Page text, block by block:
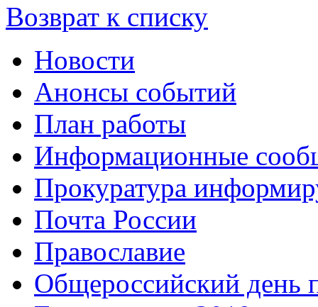
Возврат к списку
Новости
Анонсы событий
План работы
Информационные
Прокуратура
Почта России
Православие
Общероссийский день